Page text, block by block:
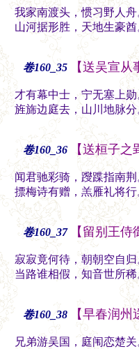
我家南渡头，惯习野人
山河据形胜，天地生豪
卷160_35 【送吴宣
才有幕中士，宁无塞上
旌旆边庭去，山川地脉
卷160_36 【送桓子之
闻君驰彩骑，躞蹀指南
摽梅诗有赠，羔雁礼将
卷160_37 【留别王侍
寂寂竟何待，朝朝空自
当路谁相假，知音世所
卷160_38 【早春润
兄弟游吴国，庭闱恋楚